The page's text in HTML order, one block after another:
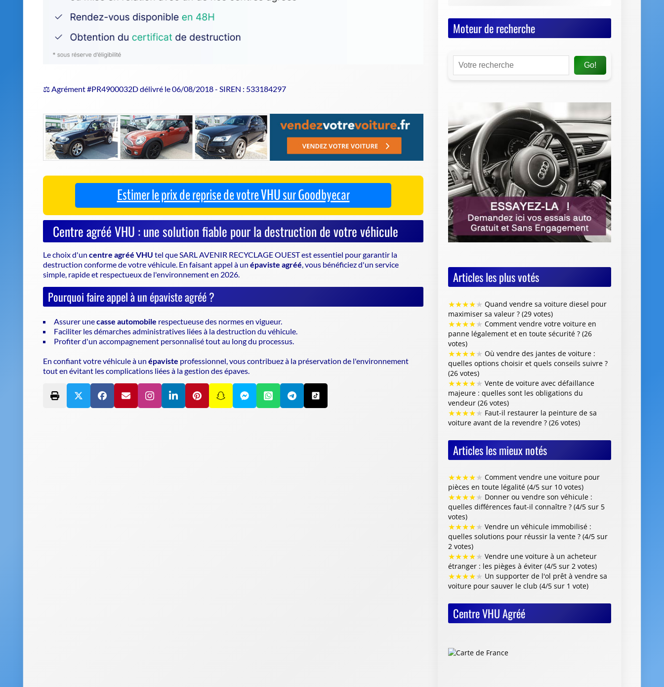
⚖️ Agrément #PR4900032D délivré le 06/08/2018 - SIREN : 533184297
Estimer le prix de reprise de votre VHU sur Goodbyecar
Centre agréé VHU : une solution fiable pour la destruction de votre véhicule
Le choix d'un centre agréé VHU tel que SARL AVENIR RECYCLAGE OUEST est essentiel pour garantir la
destruction conformede votre véhicule. En faisant appel à un épaviste agréé, vous bénéficiez d'un service
simple, rapide et respectueux de l'environnement en 2026.
Pourquoi faire appel à un épaviste agréé ?
Assurer unecasse automobile respectueuse des normes en vigueur.
Faciliter les démarches administratives liées à la destruction du véhicule.
Profiter d'un accompagnement personnalisé tout au long du processus.
En confiant votre véhicule à un épaviste professionnel, vous contribuez à la préservation de l'environnement
tout en évitant les complications liées à la gestion des épaves.
Moteur de recherche
Go!
Articles les plus votés
★★★★★ Quand vendre sa voiture diesel pour
maximiser sa valeur ? (29 votes)
★★★★★ Comment vendre votre voiture en
panne légalement et en toute sécurité ? (26
votes)
★★★★★ Où vendre des jantes de voiture :
quelles options choisir et quels conseils suivre ?
(26 votes)
★★★★★ Vente de voiture avec défaillance
majeure : quelles sont les obligations du
vendeur (26 votes)
★★★★★ Faut-il restaurer la peinture de sa
voiture avant de la revendre ? (26 votes)
Articles les mieux notés
★★★★★ Comment vendre une voiture pour
pièces en toute légalité (4/5 sur 10 votes)
★★★★★ Donner ou vendre son véhicule :
quelles différences faut-il connaître ? (4/5 sur 5
votes)
★★★★★ Vendre un véhicule immobilisé :
quelles solutions pour réussir la vente ? (4/5 sur
2 votes)
★★★★★ Vendre une voiture à un acheteur
étranger : les pièges à éviter (4/5 sur 2 votes)
★★★★★ Un supporter de l'ol prêt à vendre sa
voiture pour sauver le club (4/5 sur 1 vote)
Centre VHU Agréé